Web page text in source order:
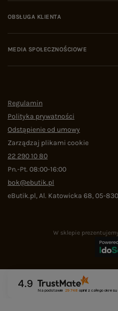
OBSŁUGA KLIENTA
MEDIA SPOŁECZNOŚCIOWE
Regulamin
Polityka prywatności
Odstąpienie od umowy
Zarządzaj plikami cookie
22 290 10 80
Pn.-Pt. 08:00-16:00
bok@ebutik.pl
eButik.pl,Al. Katowicka 68,05-830
W sklepie
4.9
Na podstawie 29 748 opinii z całego okresu